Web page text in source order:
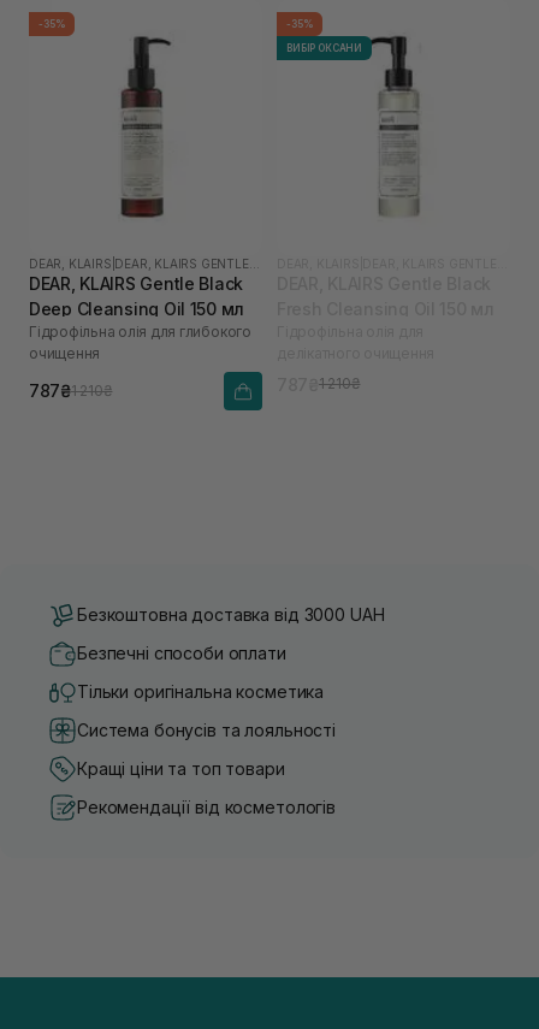
-35%
DEAR, KLAIRS
DEAR, KLAIRS Gentle Black
Deep Cleansing Oil 150 мл
Гідрофільна олія для глибокого
очищення
787₴1 210₴
-35%
ВИБІР ОКСАНИ
1 210₴
Безкоштовна доставка від 3000 UAH
Безпечні способи оплати
Тільки оригінальна косметика
Система бонусів та лояльності
Кращі ціни та топ товари
Рекомендації від косметологів